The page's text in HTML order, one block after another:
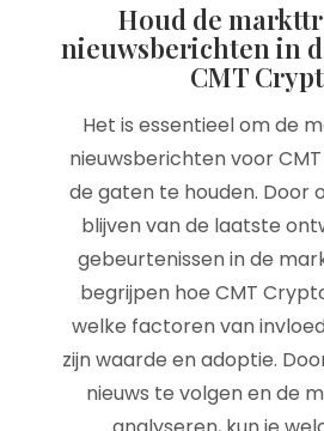
Houd de
nieuwsberichten in
CMT
Het is essentieel om de
nieuwsberichten voor
de gaten te houden. Door
blijven van de laatste
gebeurtenissen in de
begrijpen hoe CMT
welke factoren van
zijn waarde en adoptie.
nieuws te volgen en de